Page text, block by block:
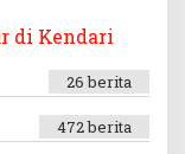
di Kendari
26 berita
472 berita